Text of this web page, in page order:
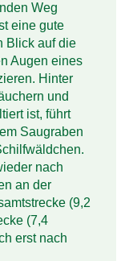
Weg
eine gute
Blick auf die
Augen eines
Hinter
und
ist, führt
Saugraben
nach
an der
(9,2
(7,4
erst nach